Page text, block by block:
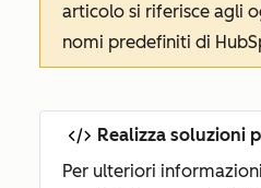
articolo si riferisce agli
nomi predefiniti di
Realizza soluzioni
Per ulteriori